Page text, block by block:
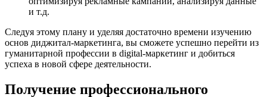
и т.д.
Следуя этому плану и уделяя достаточно времени изучению
основ диджитал-маркетинга, вы сможете успешно перейти из
гуманитарной профессии в digital-маркетинг и добиться
успеха в новой сфере деятельности.
Получение профессионального